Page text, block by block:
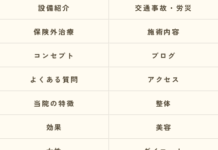
設備紹介 交通事故・労災
保険外治療 施術内容
コンセプト ブログ
よくある質問 アクセス
当院の特徴 整体
効果 美容